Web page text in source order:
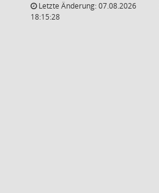
Letzte Änderung: 07.08.2026
18:15:28